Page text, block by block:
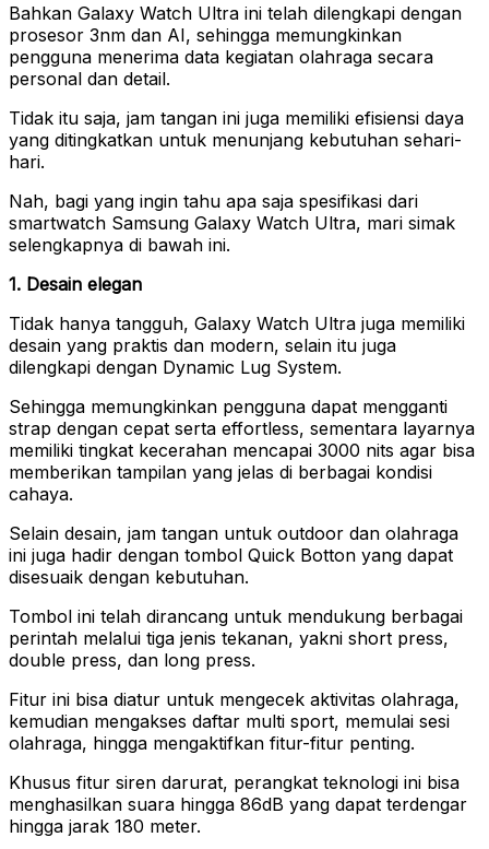
Bahkan Galaxy Watch Ultra ini telah dilengkapi dengan
prosesor 3nm dan AI, sehingga memungkinkan
pengguna menerima data kegiatan olahraga secara
personal dan detail.
Tidak itu saja, jam tangan ini juga memiliki efisiensi daya
yang ditingkatkan untuk menunjang kebutuhan sehari-
hari.
Nah, bagi yang ingin tahu apa saja spesifikasi dari
smartwatch Samsung Galaxy Watch Ultra, mari simak
selengkapnya di bawah ini.
1. Desain elegan
Tidak hanya tangguh, Galaxy Watch Ultra juga memiliki
desain yang praktis dan modern, selain itu juga
dilengkapi dengan Dynamic Lug System.
Sehingga memungkinkan pengguna dapat mengganti
strap dengan cepat serta effortless, sementara layarnya
memiliki tingkat kecerahan mencapai 3000 nits agar bisa
memberikan tampilan yang jelas di berbagai kondisi
cahaya.
Selain desain, jam tangan untuk outdoor dan olahraga
ini juga hadir dengan tombol Quick Botton yang dapat
disesuaik dengan kebutuhan.
Tombol ini telah dirancang untuk mendukung berbagai
perintah melalui tiga jenis tekanan, yakni short press,
double press, dan long press.
Fitur ini bisa diatur untuk mengecek aktivitas olahraga,
kemudian mengakses daftar multi sport, memulai sesi
olahraga, hingga mengaktifkan fitur-fitur penting.
Khusus fitur siren darurat, perangkat teknologi ini bisa
menghasilkan suara hingga 86dB yang dapat terdengar
hingga jarak 180 meter.